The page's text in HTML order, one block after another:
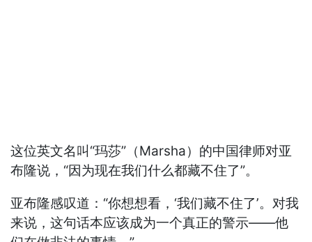
这位英文名叫“玛莎”（Marsha）的中国律师对亚
布隆说，“因为现在我们什么都藏不住了”。
亚布隆感叹道：“你想想看，‘我们藏不住了’。对我
来说，这句话本应该成为一个真正的警示——他